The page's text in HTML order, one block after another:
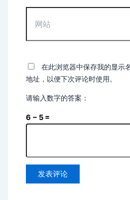
*
在此浏览器中保存我的显示
地址，以便下次评论时使用。
请输入数字的答案：
6 − 5 =